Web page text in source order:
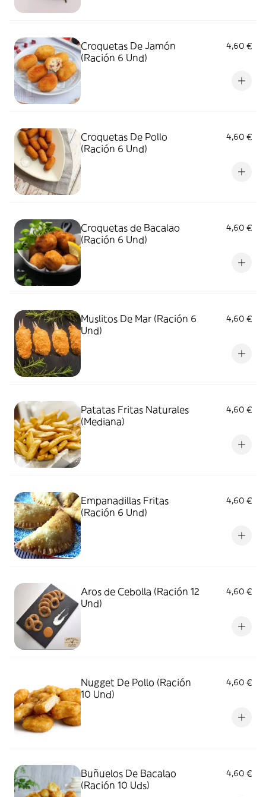
Croquetas De Jamón
(Ración 6 Und)
4,60 €
Croquetas De Pollo
(Ración 6 Und)
4,60 €
Croquetas de Bacalao
(Ración 6 Und)
4,60 €
Muslitos De Mar (Ración 6
Und)
4,60 €
Patatas Fritas Naturales
(Mediana)
4,60 €
Empanadillas Fritas
(Ración 6 Und)
4,60 €
Aros de Cebolla (Ración 12
Und)
4,60 €
Nugget De Pollo (Ración
10 Und)
4,60 €
Buñuelos De Bacalao
(Ración 10 Uds)
4,60 €